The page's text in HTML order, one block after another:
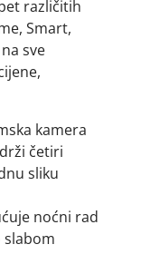
različitih
Smart,
sve
kamera
četiri
sliku
noćni rad